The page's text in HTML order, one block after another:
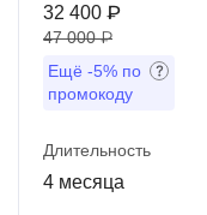
32 400 ₽
47 000 ₽
Ещё -5% по
промокоду
Длительность
4 месяца